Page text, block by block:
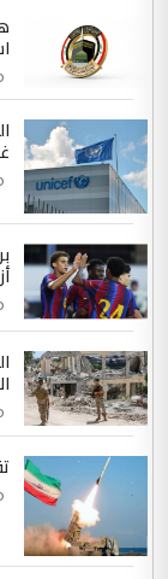
الموضوع :
مضجعيك
سردار
التعليق :
جنسية
ابا فرات ...
الموضوع :
مضجعيك